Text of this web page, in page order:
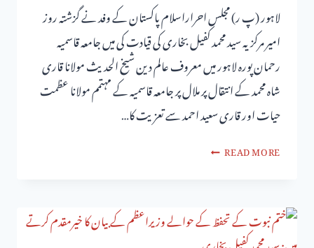
لاہور (پ ر) مجلس احراراسلام پاکستان کے وفد نے گزشتہ روز
امیر مرکزیہ سید محمد کفیل بخاری کی قیادت کی میں جامعہ قاسمیہ
رحمان پورہ لاہور میں معروف عالم دین شیخ الحدیث مولانا قاری
شاہ محمد کے انتقال پر ملال پر جامعہ قاسمیہ کے مہتمم مولانا عظمت
حیات اور قاری سعید احمد سے تعزیت کا…
READ MORE